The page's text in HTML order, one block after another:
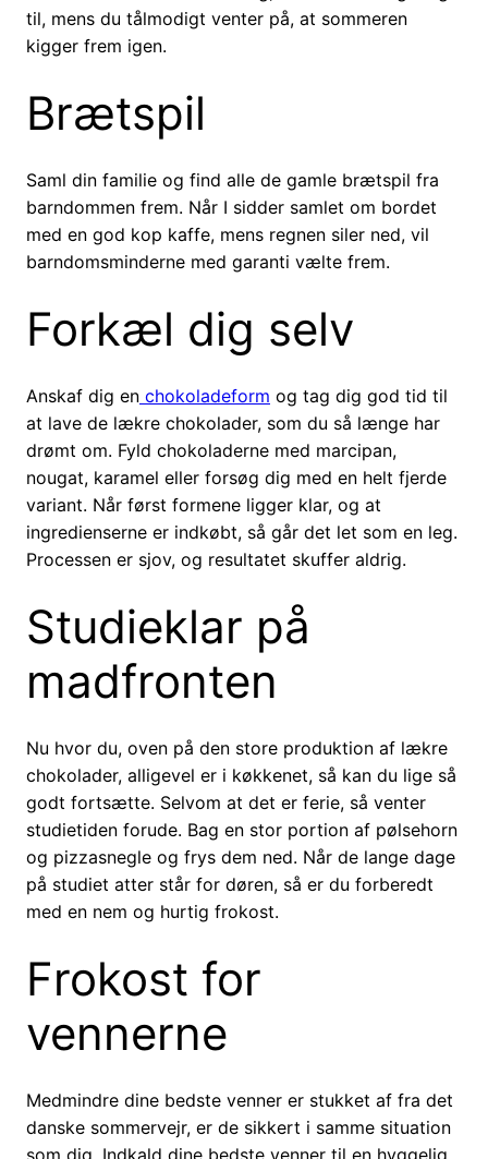
til, mens du tålmodigt venter på, at sommeren
kigger frem igen.
Brætspil
Saml din familie og find alle de gamle brætspil fra
barndommen frem. Når I sidder samlet om bordet
med en god kop kaffe, mens regnen siler ned, vil
barndomsminderne med garanti vælte frem.
Forkæl dig selv
Anskaf dig en chokoladeform og tag dig god tid til
at lave de lækre chokolader, som du så længe har
drømt om. Fyld chokoladerne med marcipan,
nougat, karamel eller forsøg dig med en helt fjerde
variant. Når først formene ligger klar, og at
ingredienserne er indkøbt, så går det let som en leg.
Processen er sjov, og resultatet skuffer aldrig.
Studieklar på
madfronten
Nu hvor du, oven på den store produktion af lækre
chokolader, alligevel er i køkkenet, så kan du lige så
godt fortsætte. Selvom at det er ferie, så venter
studietiden forude. Bag en stor portion af pølsehorn
og pizzasnegle og frys dem ned. Når de lange dage
på studiet atter står for døren, så er du forberedt
med en nem og hurtig frokost.
Frokost for
vennerne
Medmindre dine bedste venner er stukket af fra det
danske sommervejr, er de sikkert i samme situation